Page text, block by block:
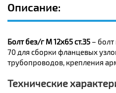
Описание:
Болт без/г М 12х65 ст.35 –
70 для сборки фланцевых
трубопроводов, крепления
Технические